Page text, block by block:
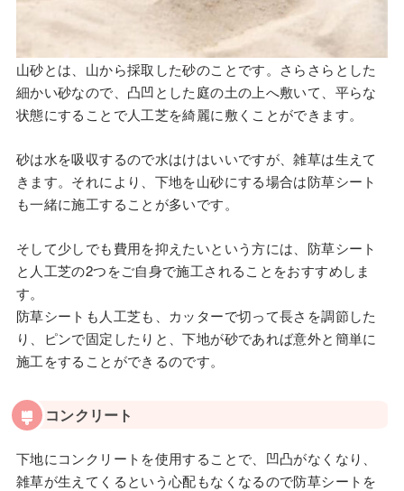
山砂とは、山から採取した砂のことです。さらさらとした
細かい砂なので、凸凹とした庭の土の上へ敷いて、平らな
状態にすることで人工芝を綺麗に敷くことができます。
砂は水を吸収するので水はけはいいですが、雑草は生えて
きます。それにより、下地を山砂にする場合は防草シート
も一緒に施工することが多いです。
そして少しでも費用を抑えたいという方には、防草シート
と人工芝の2つをご自身で施工されることをおすすめしま
す。
防草シートも人工芝も、カッターで切って長さを調節した
り、ピンで固定したりと、下地が砂であれば意外と簡単に
施工をすることができるのです。
コンクリート
下地にコンクリートを使用することで、凹凸がなくなり、
雑草が生えてくるという心配もなくなるので防草シートを